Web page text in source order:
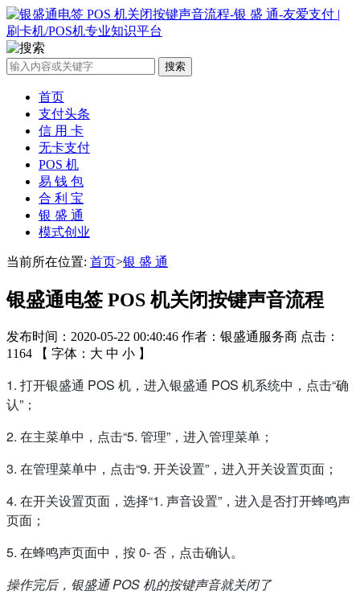
搜索
首页
支付头条
信 用 卡
无卡支付
POS 机
易 钱 包
合 利 宝
银 盛 通
模式创业
当前所在位置: 首页>银 盛 通
银盛通电签 POS 机关闭按键声音流程
发布时间：2020-05-22 00:40:46 作者：银盛通服务商 点击：
1164 【 字体： 大 中 小 】
1. 打开银盛通 POS 机，进入银盛通 POS 机系统中，点击“确
认”；
2. 在主菜单中，点击“5. 管理”，进入管理菜单；
3. 在管理菜单中，点击“9. 开关设置”，进入开关设置页面；
4. 在开关设置页面，选择“1. 声音设置”，进入是否打开蜂鸣声
页面；
5. 在蜂鸣声页面中，按 0- 否，点击确认。
操作完后，银盛通 POS 机的按键声音就关闭了